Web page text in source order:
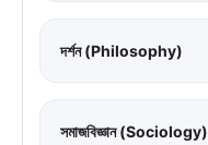
দর্শন (Philosophy)
সমাজবিজ্ঞান (Sociology)